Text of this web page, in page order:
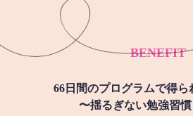
BENEFIT
66日間のプログラムで得ら
〜揺るぎない勉強習